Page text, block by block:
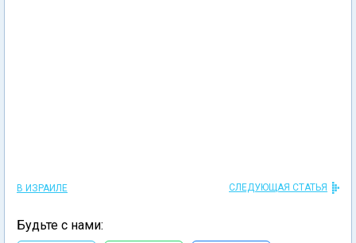
В ИЗРАИЛЕ СЛЕДУЮЩАЯ СТАТЬЯ
Будьте с нами: